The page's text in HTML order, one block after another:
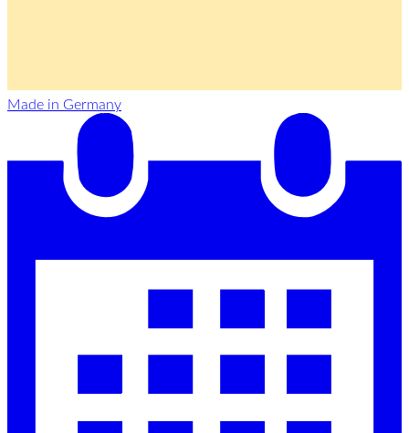
Made in Germany